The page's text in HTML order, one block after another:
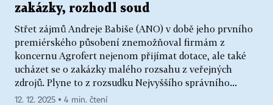
zakázky, rozhodl soud
Střet zájmů Andreje Babiše (ANO) v době jeho prvního
premiérského působení znemožňoval firmám z
koncernu Agrofert nejenom přijímat dotace, ale také
ucházet se o zakázky malého rozsahu z veřejných
zdrojů. Plyne to z rozsudku Nejvyššího správního...
12. 12. 2025 ▪ 4 min. čtení